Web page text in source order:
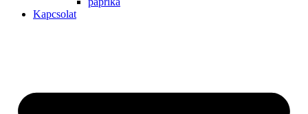
Kapcsolat